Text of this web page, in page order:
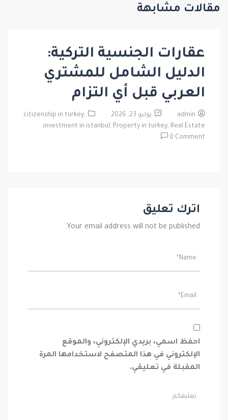
مقالات مشابهة
عقارات الجنسية التركية:
الدليل الشامل للمشتري
العربي قبل أي التزام
admin يوليو 23, 2026
citizenship in turkey,
investment in istanbul, Property in turkey, Real Estate
0 Comment
اترك تعليق
Your email address will not be published.
احفظ اسمي، بريدي الإلكتروني، والموقع
الإلكتروني في هذا المتصفح لاستخدامها المرة
المقبلة في تعليقي.